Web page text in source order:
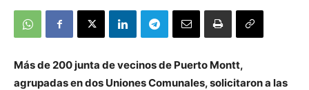
Más de 200 junta de vecinos de Puerto Montt,
agrupadas en dos Uniones Comunales, solicitaron a las